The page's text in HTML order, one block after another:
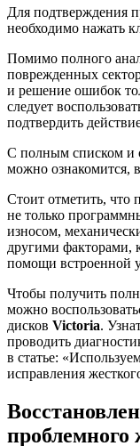
Для подтверждения
необходимо нажать
Помимо полного
поврежденных
и решение ошибок
следует
подтвердить
С полным списком и
можно ознакомится,
Стоит отметить, что
не только
износом,
другими факторами,
помощи встроенной
Чтобы получить
можно
дисков Victoria.
проводить
в статье:
исправления
проблемного